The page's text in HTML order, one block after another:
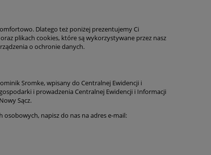
Dlatego też poniżej prezentujemy Ci
plikach cookies, które są wykorzystywane przez nasz
o ochronie danych.
Sromke, wpisany do Centralnej Ewidencji i
i prowadzenia Centralnej Ewidencji i Informacji
Sącz.
osobowych, napisz do nas na adres e-mail: